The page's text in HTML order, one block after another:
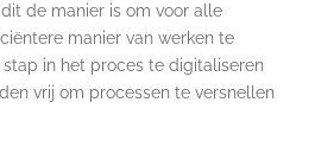
de manier is om voor alle
manier van werken te
in het proces te digitaliseren
vrij om processen te versnellen